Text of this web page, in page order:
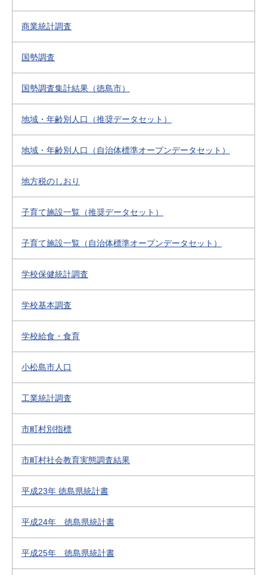
商業統計調査
国勢調査
国勢調査集計結果（徳島市）
地域・年齢別人口（推奨データセット）
地域・年齢別人口（自治体標準オープンデータセット）
地方税のしおり
子育て施設一覧（推奨データセット）
子育て施設一覧（自治体標準オープンデータセット）
学校保健統計調査
学校基本調査
学校給食・食育
小松島市人口
工業統計調査
市町村別指標
市町村社会教育実態調査結果
平成23年 徳島県統計書
平成24年 徳島県統計書
平成25年 徳島県統計書